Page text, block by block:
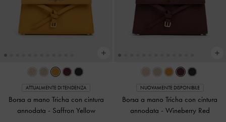
ATTUALMENTE DI TENDENZA
Borsa a mano Tricha con cintura
annodata - Saffron Yellow
NUOVAMENTE DISPONIBILE
Borsa a mano Tricha con cintura
annodata - Wineberry Red